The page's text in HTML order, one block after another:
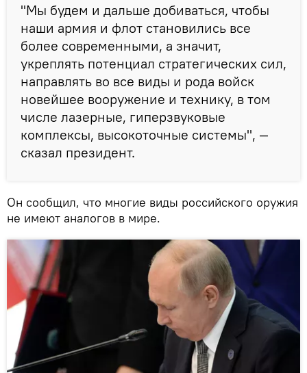
"Мы будем и дальше добиваться, чтобы
наши армия и флот становились все
более современными, а значит,
укреплять потенциал стратегических сил,
направлять во все виды и рода войск
новейшее вооружение и технику, в том
числе лазерные, гиперзвуковые
комплексы, высокоточные системы", —
сказал президент.
Он сообщил, что многие виды российского оружия
не имеют аналогов в мире.